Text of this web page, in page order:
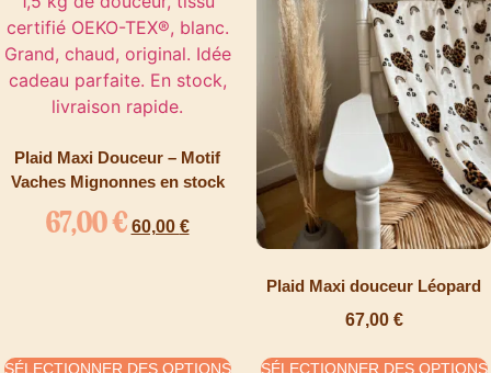
Plaid Maxi Douceur – Motif
Vaches Mignonnes en stock
67,00€ 60,00 €
SÉLECTIONNER DES OPTIONS
Plaid Maxi douceur Léopard
67,00 €
SÉLECTIONNER DES OPTIONS